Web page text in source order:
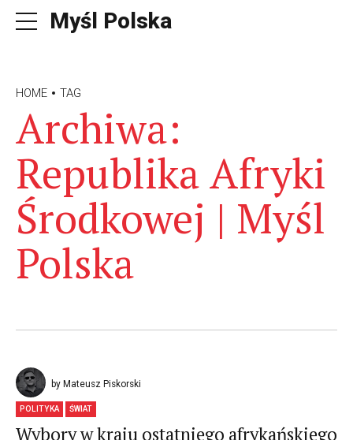
Myśl Polska
HOME TAG
Archiwa:
Republika Afryki
Środkowej | Myśl
Polska
by Mateusz Piskorski
POLITYKA ŚWIAT
Wybory w kraju ostatniego afrykańskiego